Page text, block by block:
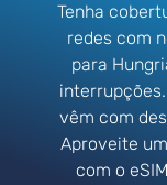
Tenha
redes com
para
vêm com
Aproveite
com o